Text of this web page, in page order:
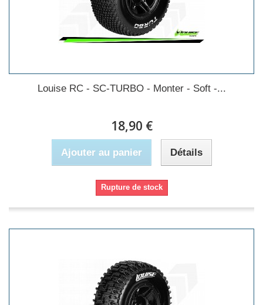
Louise RC - SC-TURBO - Monter - Soft -...
18,90 €
Ajouter au panier Détails
Rupture de stock